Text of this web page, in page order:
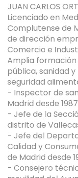
JUAN CARLOS
Licenciado en
Complutense de
de dirección
Comercio e
Amplia formación
pública, sanidad
seguridad
- Inspector de
Madrid desde
- Jefe de la
distrito de
- Jefe del
Calidad y
de Madrid desde
- Consejero